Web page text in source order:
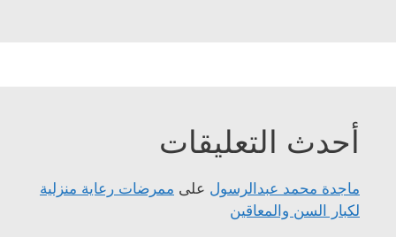
أحدث التعليقات
ماجدة محمد عبدالرسول على ممرضات رعاية منزلية
لكبار السن والمعاقين